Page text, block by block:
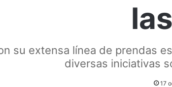
su extensa línea de prendas
diversas iniciativas
17